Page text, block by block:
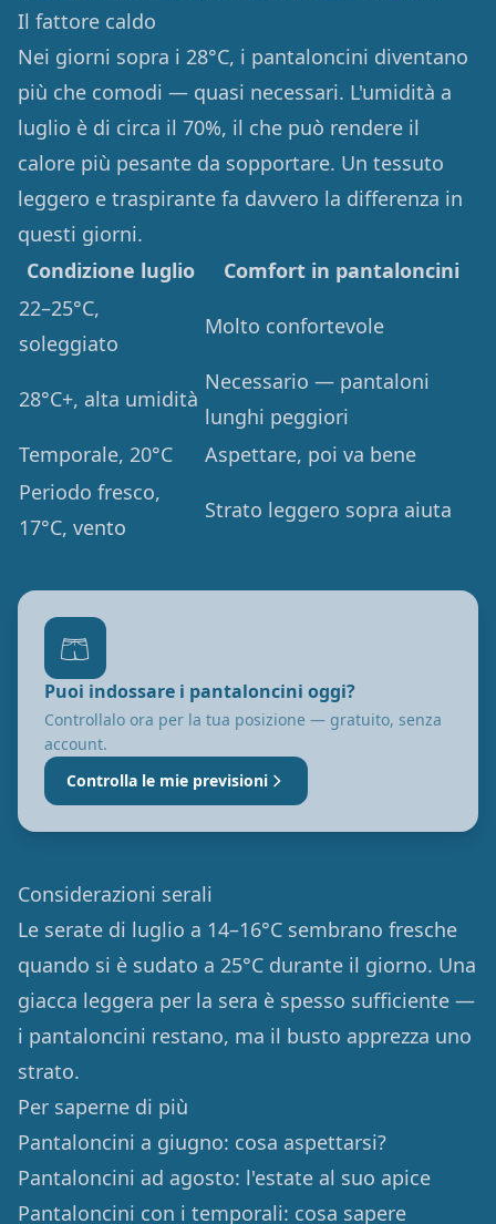
Il fattore caldo
Nei giorni sopra i 28°C, i pantaloncini diventano
più che comodi — quasi necessari. L'umidità a
luglio è di circa il 70%, il che può rendere il
calore più pesante da sopportare. Un tessuto
leggero e traspirante fa davvero la differenza in
questi giorni.
Condizione luglio
Comfort in pantaloncini
22–25°C,
soleggiato
Molto confortevole
28°C+, alta umidità
Necessario — pantaloni
lunghi peggiori
Temporale, 20°C
Aspettare, poi va bene
Periodo fresco,
17°C, vento
Strato leggero sopra aiuta
🩳
Puoi indossare i pantaloncini oggi?
Controllalo ora per la tua posizione — gratuito, senza
account.
Controlla le mie previsioni
Considerazioni serali
Le serate di luglio a 14–16°C sembrano fresche
quando si è sudato a 25°C durante il giorno. Una
giacca leggera per la sera è spesso sufficiente —
i pantaloncini restano, ma il busto apprezza uno
strato.
Per saperne di più
Pantaloncini a giugno: cosa aspettarsi?
Pantaloncini ad agosto: l'estate al suo apice
Pantaloncini con i temporali: cosa sapere